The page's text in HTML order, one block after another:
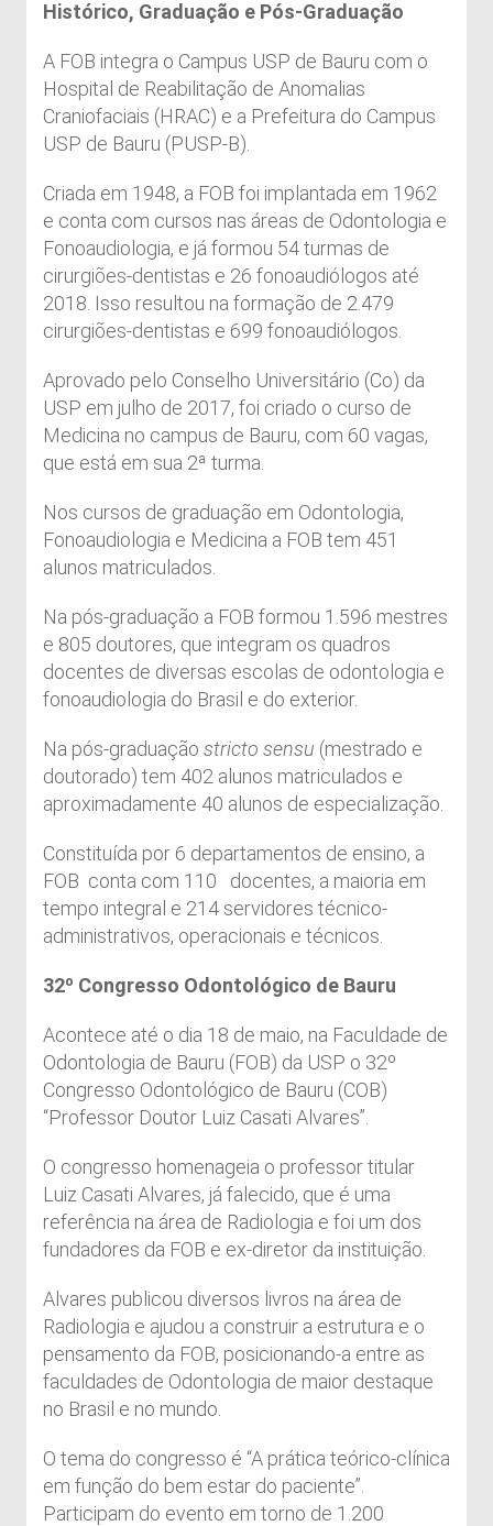
Histórico, Graduação e Pós-Graduação
A FOB integra o Campus USP de Bauru com o
Hospital de Reabilitação de Anomalias
Craniofaciais (HRAC) e a Prefeitura do Campus
USP de Bauru (PUSP-B).
Criada em 1948, a FOB foi implantada em 1962
e conta com cursos nas áreas de Odontologia e
Fonoaudiologia, e já formou 54 turmas de
cirurgiões-dentistas e 26 fonoaudiólogos até
2018. Isso resultou na formação de 2.479
cirurgiões-dentistas e 699 fonoaudiólogos.
Aprovado pelo Conselho Universitário (Co) da
USP em julho de 2017, foi criado o curso de
Medicina no campus de Bauru, com 60 vagas,
que está em sua 2ª turma.
Nos cursos de graduação em Odontologia,
Fonoaudiologia e Medicina a FOB tem 451
alunos matriculados.
Na pós-graduação a FOB formou 1.596 mestres
e 805 doutores, que integram os quadros
docentes de diversas escolas de odontologia e
fonoaudiologia do Brasil e do exterior.
Na pós-graduação stricto sensu (mestrado e
doutorado) tem 402 alunos matriculados e
aproximadamente 40 alunos de especialização.
Constituída por 6 departamentos de ensino, a
FOB conta com 110 docentes, a maioria em
tempo integral e 214 servidores técnico-
administrativos, operacionais e técnicos.
32º Congresso Odontológico de Bauru
Acontece até o dia 18 de maio, na Faculdade de
Odontologia de Bauru (FOB) da USP o 32º
Congresso Odontológico de Bauru (COB)
“Professor Doutor Luiz Casati Alvares”.
O congresso homenageia o professor titular
Luiz Casati Alvares, já falecido, que é uma
referência na área de Radiologia e foi um dos
fundadores da FOB e ex-diretor da instituição.
Alvares publicou diversos livros na área de
Radiologia e ajudou a construir a estrutura e o
pensamento da FOB, posicionando-a entre as
faculdades de Odontologia de maior destaque
no Brasil e no mundo.
O tema do congresso é “A prática teórico-clínica
em função do bem estar do paciente”.
Participam do evento em torno de 1.200